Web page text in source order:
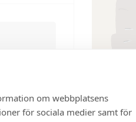
om webbplatsens
för sociala medier samt för